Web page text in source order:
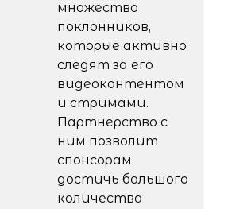
множество
поклонников,
которые активно
следят за его
видеоконтентом
и стримами.
Партнерство с
ним позволит
спонсорам
достичь большого
количества